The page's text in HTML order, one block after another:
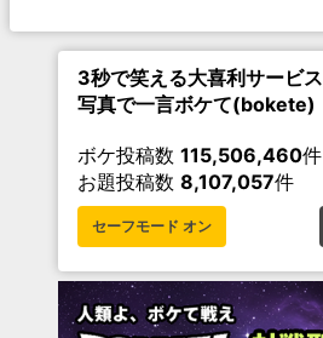
3秒で笑える大喜利サービス
写真で一言ボケて(bokete)
ボケ投稿数 115,506,460件
お題投稿数 8,107,057件
セーフモード オン